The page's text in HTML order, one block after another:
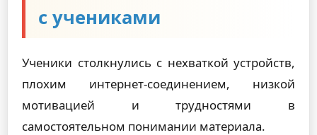
с учениками
Ученики столкнулись с нехваткой устройств,
плохим интернет-соединением, низкой
мотивацией и трудностями в
самостоятельном понимании материала.